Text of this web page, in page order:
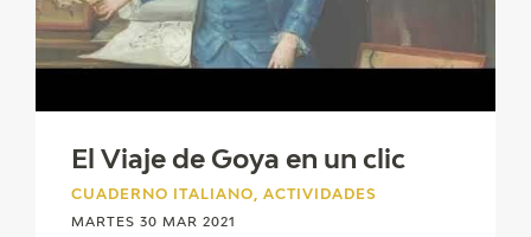
El Viaje de Goya en un clic
CUADERNO ITALIANO, ACTIVIDADES
MARTES 30 MAR 2021